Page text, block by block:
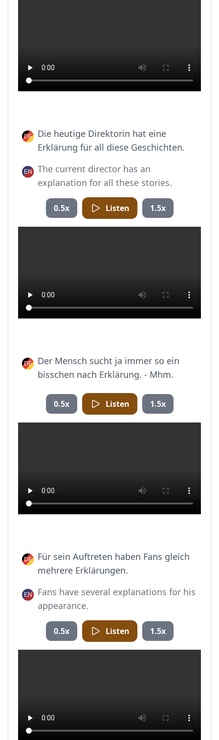
Die heutige Direktorin hat eine
Erklärung für all diese Geschichten.
The current director has an
explanation for all these stories.
0.5x Listen 1.5x
Der Mensch sucht ja immer so ein
bisschen nach Erklärung. - Mhm.
0.5x Listen 1.5x
Für sein Auftreten haben Fans gleich
mehrere Erklärungen.
Fans have several explanations for his
appearance.
0.5x Listen 1.5x